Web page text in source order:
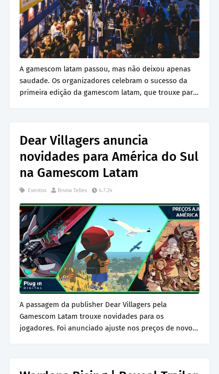
A gamescom latam passou, mas não deixou apenas
saudade. Os organizadores celebram o sucesso da
primeira edição da gamescom latam, que trouxe para
Dear Villagers anuncia
novidades para América do Sul
na Gamescom Latam
Eventos Bruna Telles 4.7.24
A passagem da publisher Dear Villagers pela
Gamescom Latam trouxe novidades para os
jogadores. Foi anunciado ajuste nos preços de novos